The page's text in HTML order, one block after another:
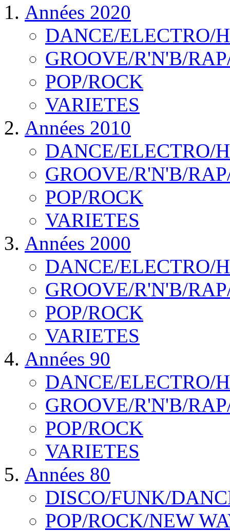
Années 2020
DANCE/ELECTRO/
GROOVE/R'N'B/
POP/ROCK
VARIETES
Années 2010
DANCE/ELECTRO/
GROOVE/R'N'B/
POP/ROCK
VARIETES
Années 2000
DANCE/ELECTRO/
GROOVE/R'N'B/
POP/ROCK
VARIETES
Années 90
DANCE/ELECTRO/
GROOVE/R'N'B/
POP/ROCK
VARIETES
Années 80
DISCO/FUNK/
POP/ROCK/NEW